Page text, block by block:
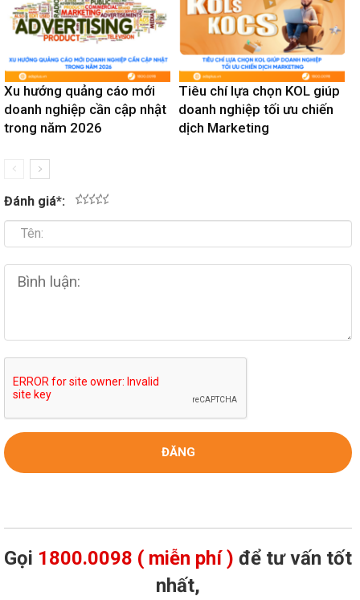
Xu hướng quảng cáo mới
doanh nghiệp cần cập nhật
trong năm 2026
Tiêu chí lựa chọn KOL giúp
doanh nghiệp tối ưu chiến
dịch Marketing
Đánh giá*:
Gọi 1800.0098 ( miễn phí ) để tư vấn tốt
nhất,